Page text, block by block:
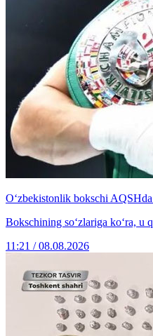
O‘zbekistonlik bokschi
Bokschining so‘zlariga ko‘ra, u
11:21 / 08.08.2026